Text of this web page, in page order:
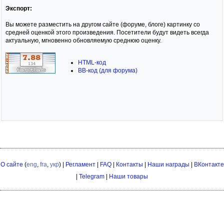
Экспорт:
Вы можете разместить на другом сайте (форуме, блоге) картинку со
средней оценкой этого произведения. Посетители будут видеть всегда
актуальную, мгновенно обновляемую среднюю оценку.
HTML-код
BB-код (для форума)
О сайте (eng fra укр) | Регламент| FAQ| Контакты | Наши награды | ВКонтакте
| Telegram | Наши товары